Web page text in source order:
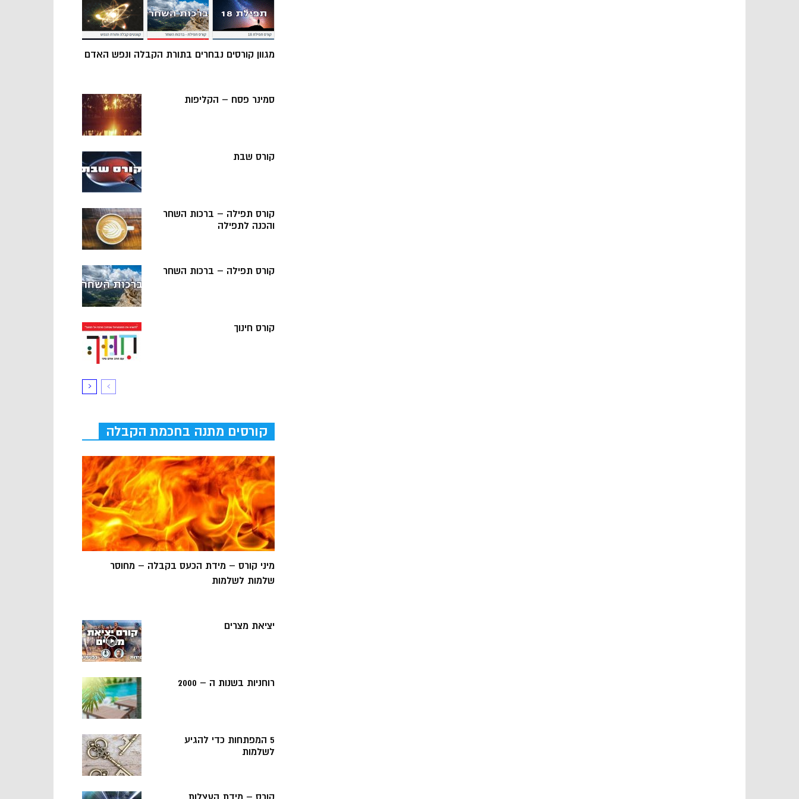
מגוון קורסים נבחרים בתורת הקבלה ונפש האדם
סמינר פסח – הקליפות
קורס שבת
קורס תפילה – ברכות השחר
והכנה לתפילה
קורס תפילה – ברכות השחר
קורס חינוך
קורסים מתנה בחכמת הקבלה
מיני קורס – מידת הכעס בקבלה – מחוסר
שלמות לשלמות
יציאת מצרים
רוחניות בשנות ה – 2000
5 המפתחות כדי להגיע
לשלמות